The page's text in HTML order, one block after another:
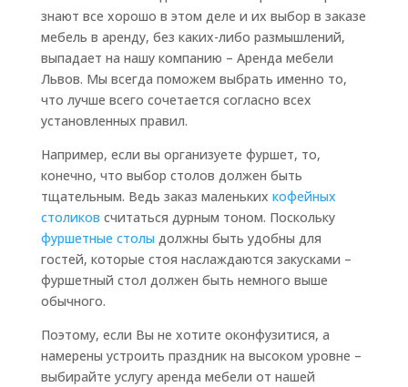
знают все хорошо в этом деле и их выбор в заказе
мебель в аренду, без каких-либо размышлений,
выпадает на нашу компанию – Аренда мебели
Львов. Мы всегда поможем выбрать именно то,
что лучше всего сочетается согласно всех
установленных правил.
Например, если вы организуете фуршет, то,
конечно, что выбор столов должен быть
тщательным. Ведь заказ маленьких кофейных
столиков считаться дурным тоном. Поскольку
фуршетные столы должны быть удобны для
гостей, которые стоя наслаждаются закусками –
фуршетный стол должен быть немного выше
обычного.
Поэтому, если Вы не хотите оконфузитися, а
намерены устроить праздник на высоком уровне –
выбирайте услугу аренда мебели от нашей